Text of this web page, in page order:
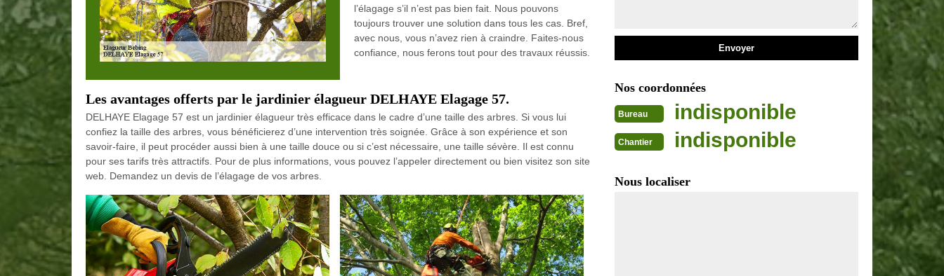
l’élagage s’il n’est pas bien fait. Nous pouvons
toujours trouver une solution dans tous les cas. Bref,
avec nous, vous n’avez rien à craindre. Faites-nous
confiance, nous ferons tout pour des travaux réussis.
Les avantages offerts par le jardinier élagueur DELHAYE Elagage 57.
DELHAYE Elagage 57 est un jardinier élagueur très efficace dans le cadre d’une taille des arbres. Si vous lui
confiez la taille des arbres, vous bénéficierez d’une intervention très soignée. Grâce à son expérience et son
savoir-faire, il peut procéder aussi bien à une taille douce ou si c’est nécessaire, une taille sévère. Il est connu
pour ses tarifs très attractifs. Pour de plus informations, vous pouvez l’appeler directement ou bien visitez son site
web. Demandez un devis de l’élagage de vos arbres.
Nos coordonnées
Bureau indisponible
Chantier indisponible
Nous localiser